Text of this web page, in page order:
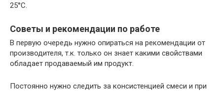
25°С.
Советы и рекомендации по работе
В первую очередь нужно опираться на рекомендации от
производителя, т.к. только он знает какими свойствами
обладает продаваемый им продукт.
Постоянно нужно следить за консистенцией смеси и при